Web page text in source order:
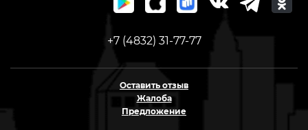
+7 (4832) 31-77-77
Оставить отзыв
Жалоба
Предложение